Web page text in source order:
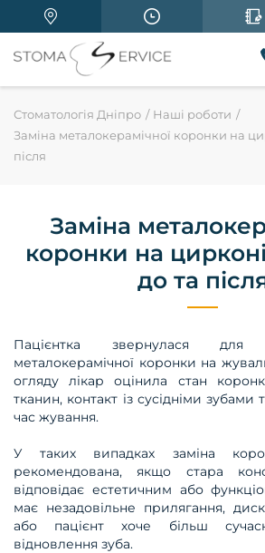
Стоматологія Дніпро
Наші роботи
Заміна металокерамічної коронки на
після
Заміна
коронки на
до та
Пацієнтка звернулася для
металокерамічної коронки на
огляду лікар оцінила стан
тканин, контакт із сусідніми зубами
час жування.
У таких випадках заміна
рекомендована, якщо стара
відповідає естетичним або
має незадовільне прилягання,
або пацієнт хоче більш
відновлення зуба.